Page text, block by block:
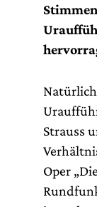
Strauss
Oper